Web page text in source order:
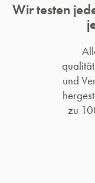
Wir testen
und
zu